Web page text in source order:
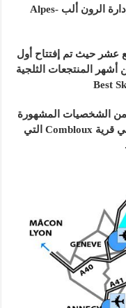
شرق بحيرة ليما ويتبع الأقليم إداريا لإدارة الرون ألب -Alpes
عشر حيث تم إفتتاح أول
1950م واحدة من أشهر المنتجعات الثلجية
من الشخصيات المشهورة
ومازالت كذلك حتى يومنا هذا وخاصة في قرية Combloux التي